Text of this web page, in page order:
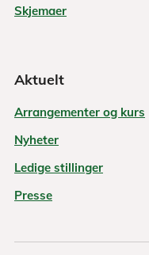
Skjemaer
Aktuelt
Arrangementer og kurs
Nyheter
Ledige stillinger
Presse